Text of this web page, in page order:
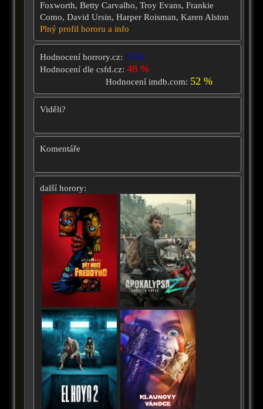
Foxworth, Betty Carvalho, Troy Evans, Frankie
Como, David Ursin, Harper Roisman, Karen Alston
Plný profil hororu a info
Hodnocení horrory.cz: N/A
Hodnocení dle csfd.cz: 48 %
Hodnocení imdb.com: 52 %
Viděli?
Komentáře
další horory: